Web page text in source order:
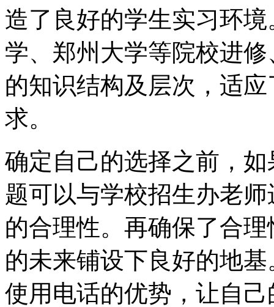
造了良好的学生实习环
学、郑州大学等院校进
的知识结构及层次，适
求。
确定自己的选择之前，
题可以与学校招生办老
的合理性。再确保了合
的未来铺设下良好的地
使用电话的优势，让自